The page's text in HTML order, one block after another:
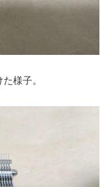
様子。